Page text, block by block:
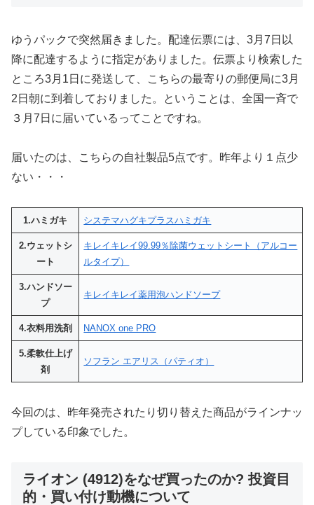
ゆうパックで突然届きました。配達伝票には、3月7日以
降に配達するように指定がありました。伝票より検索した
ところ3月1日に発送して、こちらの最寄りの郵便局に3月
2日朝に到着しておりました。ということは、全国一斉で
３月7日に届いているってことですね。
届いたのは、こちらの自社製品5点です。昨年より１点少
ない・・・
1.ハミガキ システマハグキプラスハミガキ
2.ウェットシ
ート
キレイキレイ99.99％除菌ウェットシート（アルコー
ルタイプ）
3.ハンドソー
プ
キレイキレイ薬用泡ハンドソープ
4.衣料用洗剤 NANOX one PRO
5.柔軟仕上げ
剤
ソフラン エアリス（パティオ）
今回のは、昨年発売されたり切り替えた商品がラインナッ
プしている印象でした。
ライオン (4912)をなぜ買ったのか? 投資目
的・買い付け動機について